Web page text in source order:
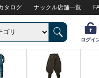
タログ ナックル店舗一覧
ログイ